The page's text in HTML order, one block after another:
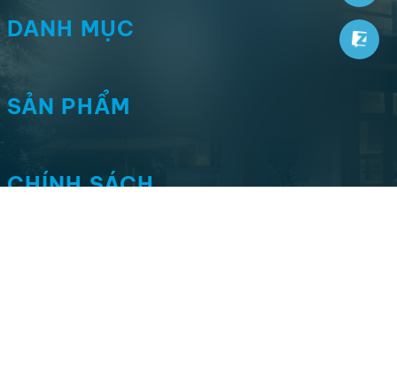
DANH MỤC
SẢN PHẨM
CHÍNH SÁCH